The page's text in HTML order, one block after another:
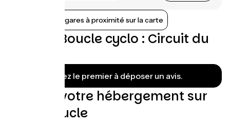
Afficher les gares à proximité sur la carte
Avis sur Boucle cyclo : Circuit du
Soyez le premier à déposer un avis.
Trouvez votre hébergement sur
cette boucle